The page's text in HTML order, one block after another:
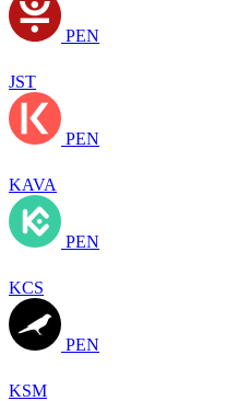
PEN
JST
PEN
KAVA
PEN
KCS
PEN
KSM